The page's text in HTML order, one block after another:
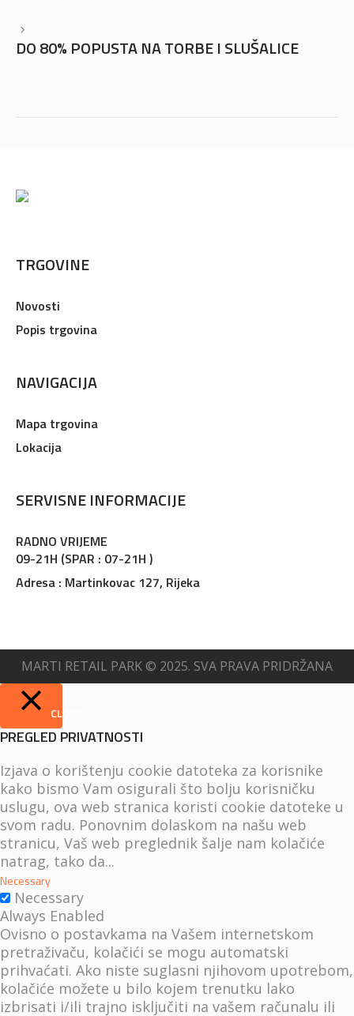
DO 80% POPUSTA NA TORBE I SLUŠALICE
TRGOVINE
Novosti
Popis trgovina
NAVIGACIJA
Mapa trgovina
Lokacija
SERVISNE INFORMACIJE
RADNO VRIJEME
09-21H (SPAR : 07-21H )
Adresa : Martinkovac 127, Rijeka
MARTI RETAIL PARK © 2025. SVA PRAVA PRIDRŽANA
CLOSE
PREGLED PRIVATNOSTI
Izjava o korištenju cookie datoteka za korisnike
kako bismo Vam osigurali što bolju korisničku
uslugu, ova web stranica koristi cookie datoteke u
svom radu. Ponovnim dolaskom na našu web
stranicu, Vaš web preglednik šalje nam kolačiće
natrag, tako da...
Necessary
Necessary
Always Enabled
Ovisno o postavkama na Vašem internetskom
pretraživaču, kolačići se mogu automatski
prihvaćati. Ako niste suglasni njihovom upotrebom,
kolačiće možete u bilo kojem trenutku lako
izbrisati i/ili trajno isključiti na vašem računalu ili